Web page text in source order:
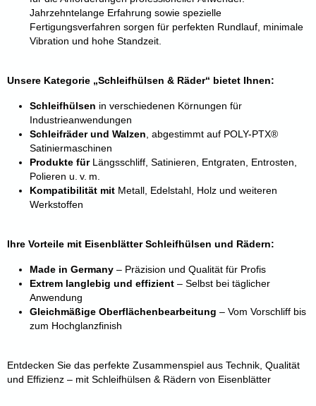
Jahrzehntelange Erfahrung sowie spezielle
Fertigungsverfahren sorgen für perfekten Rundlauf, minimale
Vibration und hohe Standzeit.
Unsere Kategorie „Schleifhülsen & Räder“ bietet Ihnen:
Schleifhülsen in verschiedenen Körnungen für
Industrieanwendungen
Schleifräder und Walzen , abgestimmt auf POLY-PTX®
Satiniermaschinen
Produkte fürLängsschliff, Satinieren, Entgraten, Entrosten,
Polieren u. v. m.
Kompatibilität mit Metall, Edelstahl, Holz und weiteren
Werkstoffen
Ihre Vorteile mit Eisenblätter Schleifhülsen und Rädern:
Made in Germany – Präzision und Qualität für Profis
Extrem langlebig und effizient – Selbst bei täglicher
Anwendung
Gleichmäßige Oberflächenbearbeitung – Vom Vorschliff bis
zum Hochglanzfinish
Entdecken Sie das perfekte Zusammenspiel aus Technik, Qualität
und Effizienz – mit Schleifhülsen & Rädern von Eisenblätter